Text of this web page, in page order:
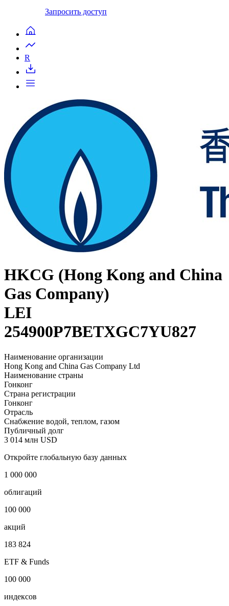
Запросить доступ
R
HKCG (Hong Kong and China
Gas Company)
LEI
254900P7BETXGC7YU827
Наименование организации
Hong Kong and China Gas Company Ltd
Наименование страны
Гонконг
Страна регистрации
Гонконг
Отрасль
Снабжение водой, теплом, газом
Публичный долг
3 014 млн USD
Откройте глобальную базу данных
1 000 000
облигаций
100 000
акций
183 824
ETF & Funds
100 000
индексов